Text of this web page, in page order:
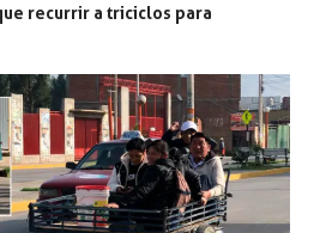
recurrir a triciclos para